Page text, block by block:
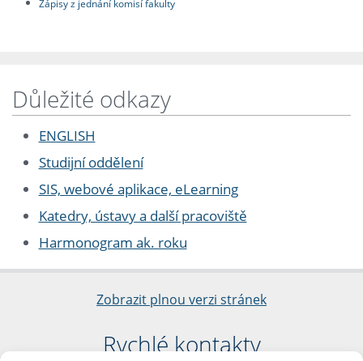
Důležité odkazy
ENGLISH
Studijní oddělení
SIS, webové aplikace, eLearning
Katedry, ústavy a další pracoviště
Harmonogram ak. roku
Zobrazit plnou verzi stránek
Rychlé kontakty